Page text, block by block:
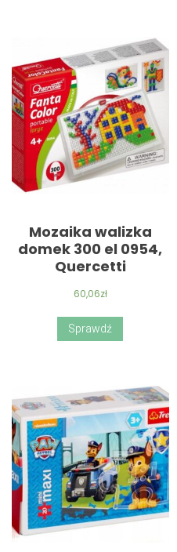
Mozaika walizka
domek 300 el 0954,
Quercetti
60,06zł
Sprawdź